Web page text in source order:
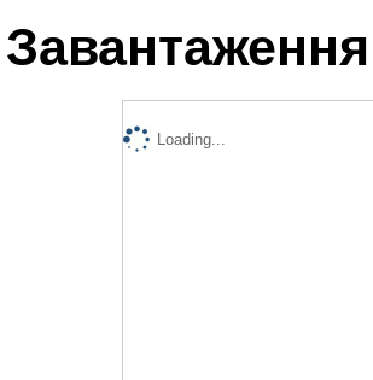
Завантаження
Loading...